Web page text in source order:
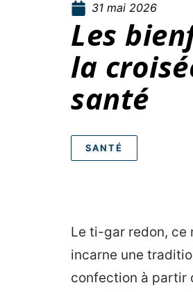
31 mai 2026
Les
la
santé
SANTÉ
Le ti-gar redon, ce
incarne une
confection à partir